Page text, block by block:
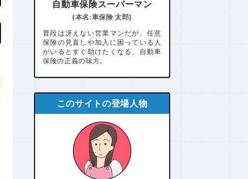
自動車保険スーパーマン
(本名:車保険 太郎)
普段は冴えない営業マンだが、任意
保険の見直しや加入に困っている人
がいるとすぐ助けたくなる、自動車
保険の正義の味方。
このサイトの登場人物